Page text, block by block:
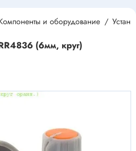
и оборудование
(6мм, круг)